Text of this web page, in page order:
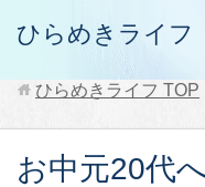
ひらめきライフ
ひらめきライフ TOP
お中元20代